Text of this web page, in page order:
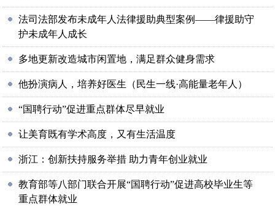
法司法部发布未成年人法律援助典型案例——律援助守
护未成年人成长
多地更新改造城市闲置地，满足群众健身需求
他扮演病人，培养好医生（民生一线·高能量老年人）
“国聘行动”促进重点群体尽早就业
让美育既有学术高度，又有生活温度
浙江：创新扶持服务举措 助力青年创业就业
教育部等八部门联合开展“国聘行动”促进高校毕业生等
重点群体就业